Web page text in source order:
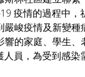
疫情的過程中，
峻疫情及新變種
的家庭、學生
人員，為受到感